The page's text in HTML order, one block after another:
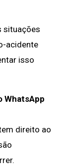
situações
acidente
isso
WhatsApp
direito ao